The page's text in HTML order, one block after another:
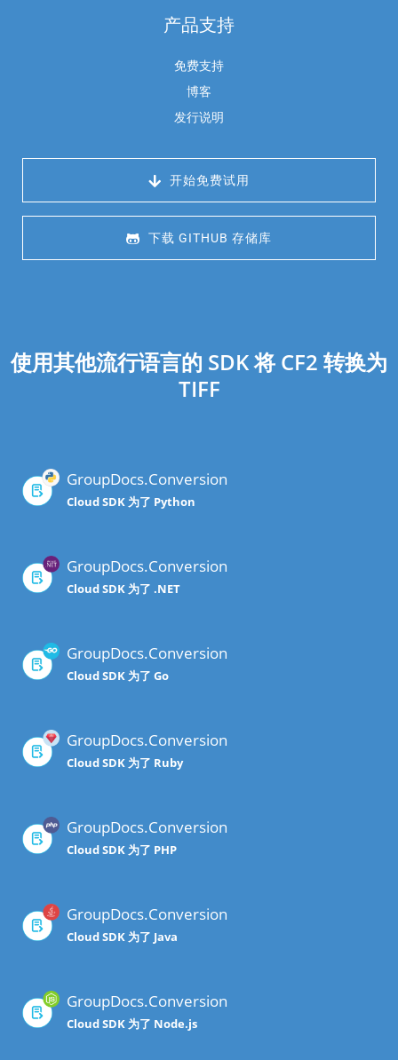
产品支持
免费支持
博客
发行说明
开始免费试用
下载 GITHUB 存储库
使用其他流行语言的 SDK 将 CF2 转换为
TIFF
GroupDocs.Conversion
Cloud SDK 为了 Python
GroupDocs.Conversion
Cloud SDK 为了 .NET
GroupDocs.Conversion
Cloud SDK 为了 Go
GroupDocs.Conversion
Cloud SDK 为了 Ruby
GroupDocs.Conversion
Cloud SDK 为了 PHP
GroupDocs.Conversion
Cloud SDK 为了 Java
GroupDocs.Conversion
Cloud SDK 为了 Node.js